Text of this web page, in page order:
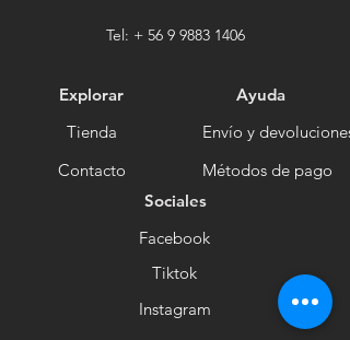
Tel: + 56 9 9883 1406
Explorar
Tienda
Contacto
Ayuda
Envío y devoluciones
Métodos de pago
Sociales
Facebook
Tiktok
Instagram